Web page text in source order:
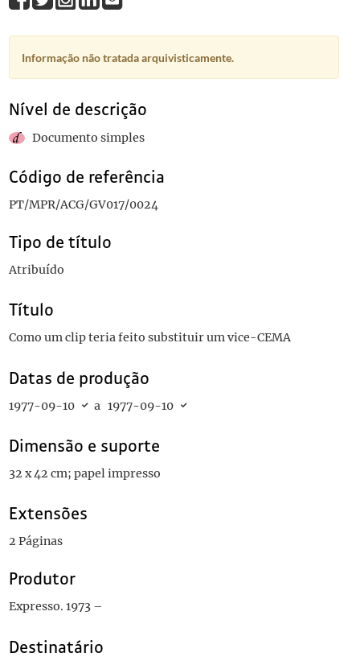
Informação não tratada arquivisticamente.
Nível de descrição
Documento simples
Código de referência
PT/MPR/ACG/GV017/0024
Tipo de título
Atribuído
Título
Como um clip teria feito substituir um vice-CEMA
Datas de produção
1977-09-10 a 1977-09-10
Dimensão e suporte
32 x 42 cm; papel impresso
Extensões
2 Páginas
Produtor
Expresso. 1973 –
Destinatário